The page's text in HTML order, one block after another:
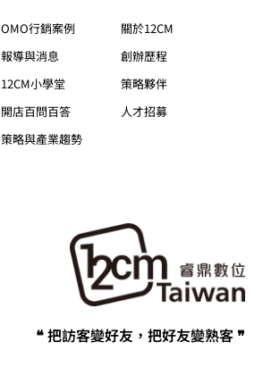
OMO行銷案例
報導與消息
12CM小學堂
開店百問百答
策略與產業趨勢
關於12CM
創辦歷程
策略夥伴
人才招募
❝ 把訪客變好友，把好友變熟客 ❞